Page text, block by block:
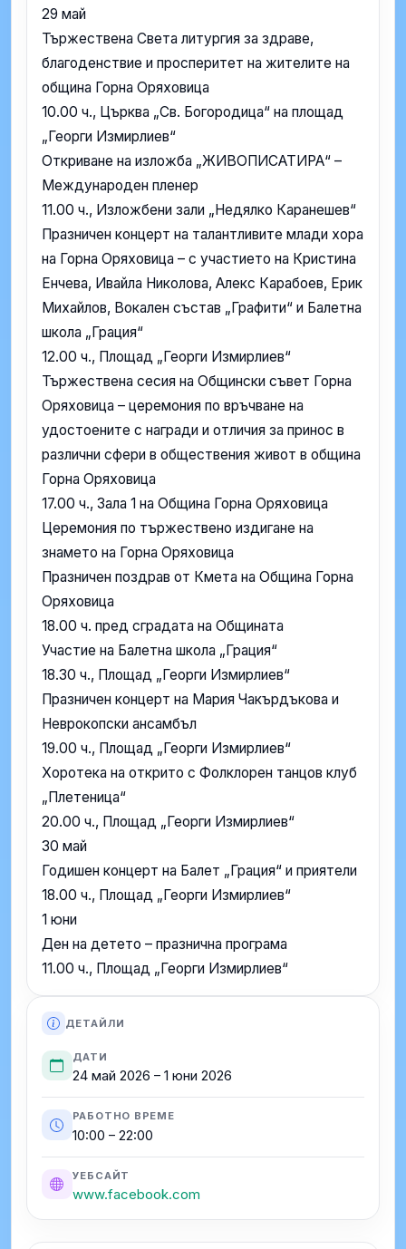
29 май
Тържествена Света литургия за здраве,
благоденствие и просперитет на жителите на
община Горна Оряховица
10.00 ч., Църква „Св. Богородица“ на площад
„Георги Измирлиев“
Откриване на изложба „ЖИВОПИСАТИРА“ –
Международен пленер
11.00 ч., Изложбени зали „Недялко Каранешев“
Празничен концерт на талантливите млади хора
на Горна Оряховица – с участието на Кристина
Енчева, Ивайла Николова, Алекс Карабоев, Ерик
Михайлов, Вокален състав „Графити“ и Балетна
школа „Грация“
12.00 ч., Площад „Георги Измирлиев“
Тържествена сесия на Общински съвет Горна
Оряховица – церемония по връчване на
удостоените с награди и отличия за принос в
различни сфери в обществения живот в община
Горна Оряховица
17.00 ч., Зала 1 на Община Горна Оряховица
Церемония по тържествено издигане на
знамето на Горна Оряховица
Празничен поздрав от Кмета на Община Горна
Оряховица
18.00 ч. пред сградата на Общината
Участие на Балетна школа „Грация“
18.30 ч., Площад „Георги Измирлиев“
Празничен концерт на Мария Чакърдъкова и
Неврокопски ансамбъл
19.00 ч., Площад „Георги Измирлиев“
Хоротека на открито с Фолклорен танцов клуб
„Плетеница“
20.00 ч., Площад „Георги Измирлиев“
30 май
Годишен концерт на Балет „Грация“ и приятели
18.00 ч., Площад „Георги Измирлиев“
1 юни
Ден на детето – празнична програма
11.00 ч., Площад „Георги Измирлиев“
ДЕТАЙЛИ
ДАТИ
24 май 2026 – 1 юни 2026
РАБОТНО ВРЕМЕ
10:00 – 22:00
УЕБСАЙТ
www.facebook.com